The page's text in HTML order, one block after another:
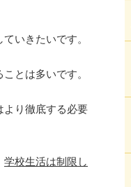
いきたいです。
とは多いです。
より徹底する必要
学校生活は制限し